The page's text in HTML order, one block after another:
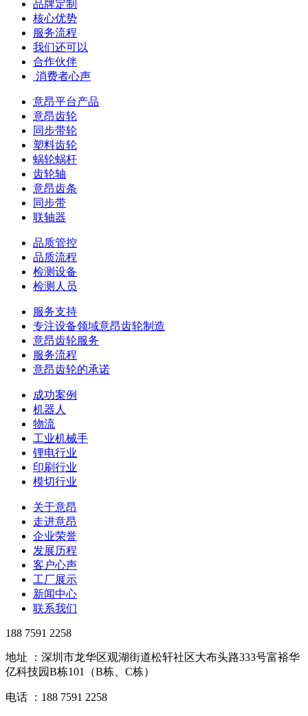
品牌定制
核心优势
服务流程
我们还可以
合作伙伴
​ 消费者心声
意昂平台产品
意昂齿轮
同步带轮
塑料齿轮
蜗轮蜗杆
齿轮轴
意昂齿条
同步带
联轴器
品质管控
品质流程
检测设备
检测人员
服务支持
专注设备领域意昂齿轮制造
意昂齿轮服务
服务流程
意昂齿轮的承诺
成功案例
机器人
物流
工业机械手
锂电行业
印刷行业
模切行业
关于意昂
走进意昂
企业荣誉
发展历程
客户心声
工厂展示
新闻中心
联系我们
188 7591 2258
地址 ：深圳市龙华区观湖街道松轩社区大布头路333号富裕华
亿科技园B栋101（B栋、C栋）
电话 ：188 7591 2258